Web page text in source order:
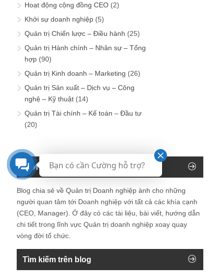
Hoạt động cộng đồng CEO (2)
Khởi sự doanh nghiệp (5)
Quản trị Chiến lược – Điều hành (25)
Quản trị Hành chính – Nhân sự – Tổng
hợp (90)
Quản trị Kinh doanh – Marketing (26)
Quản trị Sản xuất – Dịch vụ – Công
nghệ – Kỹ thuật (14)
Quản trị Tài chính – Kế toán – Đầu tư
(20)
Giới thiệu về Blog Giám đốc
Blog chia sẻ về Quản trị Doanh nghiệp ành cho những
người quan tâm tới Doanh nghiệp với tất cả các khía cạnh
(CEO, Manager). Ở đây có các tài liệu, bài viết, hướng dẫn
chi tiết trong lĩnh vực Quản trị doanh nghiệp xoay quay
vòng đời tổ chức.
Tìm kiếm trên blog
Bạn có cần Cường hỗ trợ?